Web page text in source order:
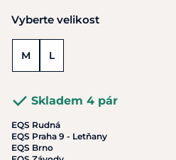
Vyberte velikost
M L
Skladem 4 pár
EQS Rudná
EQS Praha 9 - Letňany
EQS Brno